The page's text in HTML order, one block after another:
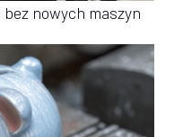
nowych maszyn